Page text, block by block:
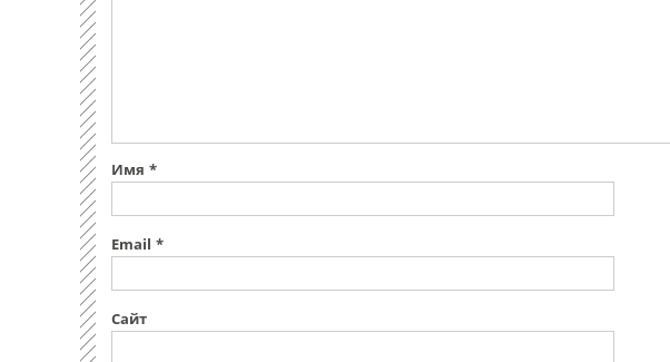
Имя *
Email *
Сайт